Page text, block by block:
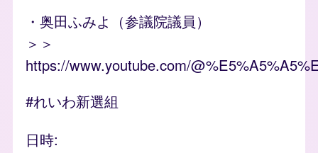
・奥田ふみよ（参議院議員）
＞＞
https://www.youtube.com/
#れいわ新選組
日時